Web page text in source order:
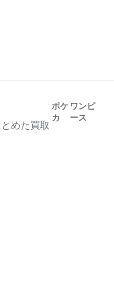
めた買取
ポケ
カ
ワンピ
ース